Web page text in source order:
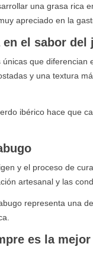
una grasa rica
apreciado en la
el sabor del
que
y una textura
ibérico hace que
y el proceso de
artesanal y las
representa una
es la